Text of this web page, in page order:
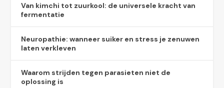
Van kimchi tot zuurkool: de universele kracht van
fermentatie
Neuropathie: wanneer suiker en stress je zenuwen
laten verkleven
Waarom strijden tegen parasieten niet de
oplossing is